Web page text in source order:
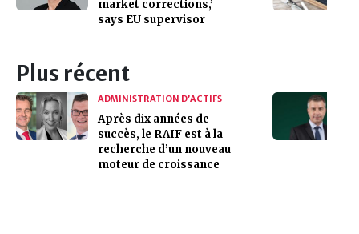
market corrections,’
says EU supervisor
Plus récent
ADMINISTRATION D’ACTIFS
Après dix années de
succès, le RAIF est à la
recherche d’un nouveau
moteur de croissance